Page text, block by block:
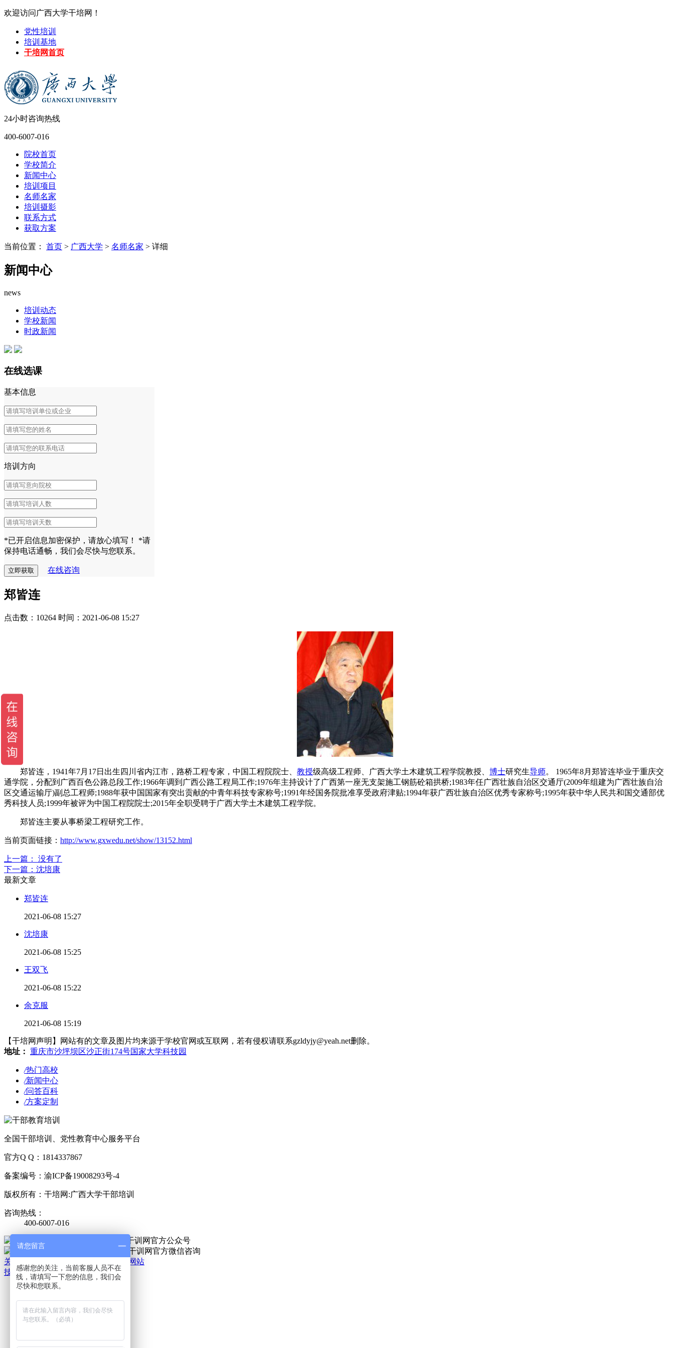
欢迎访问广西大学干培网！
党性培训
培训基地
干培网首页
24小时咨询热线
400-6007-016
院校首页
学校简介
新闻中心
培训项目
名师名家
培训摄影
联系方式
获取方案
当前位置： 首页 > 广西大学 > 名师名家 > 详细
新闻中心
news
培训动态
学校新闻
时政新闻
在线选课
基本信息
培训方向
*已开启信息加密保护，请放心填写！
*请
保持电话通畅，我们会尽快与您联系。
在线咨询
郑皆连
点击数：10264 时间：2021-06-08 15:27
郑皆连，1941年7月17日出生四川省内江市，路桥工程专家，中国工程院院士、 教授级高级工程师、广西大学土木建筑工程学院教授、 博士研究生导师。 1965年8月郑皆连毕业于重庆交
通学院，分配到广西百色公路总段工作;1966年调到广西公路工程局工作;1976年主持设计了广西第一座无支架施工钢筋砼箱拱桥;1983年任广西壮族自治区交通厅(2009年组建为广西壮族自治
区交通运输厅)副总工程师;1988年获中国国家有突出贡献的中青年科技专家称号;1991年经国务院批准享受政府津贴;1994年获广西壮族自治区优秀专家称号;1995年获中华人民共和国交通部优
秀科技人员;1999年被评为中国工程院院士;2015年全职受聘于广西大学土木建筑工程学院。
郑皆连主要从事桥梁工程研究工作。
当前页面链接： http://www.gxwedu.net/show/13152.html
上一篇： 没有了
下一篇： 沈培康
最新文章
郑皆连
2021-06-08 15:27
沈培康
2021-06-08 15:25
王双飞
2021-06-08 15:22
余克服
2021-06-08 15:19
【干培网声明】网站有的文章及图片均来源于学校官网或互联网，若有侵权请联系gzldyjy@yeah.net删除。
地址： 重庆市沙坪坝区沙正街174号国家大学科技园
/热门高校
/新闻中心
/问答百科
/方案定制
全国干部培训、党性教育中心服务平台
官方Q Q：1814337867
备案编号：渝ICP备19008293号-4
版权所有：干培网:广西大学干部培训
咨询热线：
400-6007-016
关于我们
手机网站
技术支持：干培网
请您留言
感谢您的关注，当前客服人员不在
线，请填写一下您的信息，我们会
尽快和您联系。